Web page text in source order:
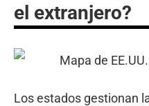
el extranjero?
Los estados gestionan